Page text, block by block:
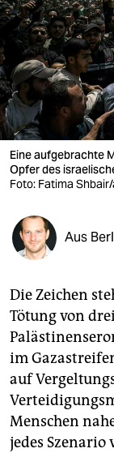
nord
wahrheit
verlag
verlag
veranstaltungen
fragen & hilfe
abo
genossenschaft
epaper login
Eine aufgebrachte
Opfer des
Foto: Fatima
Aus
Die Zeichen
Tötung von
im
auf
Menschen
jedes